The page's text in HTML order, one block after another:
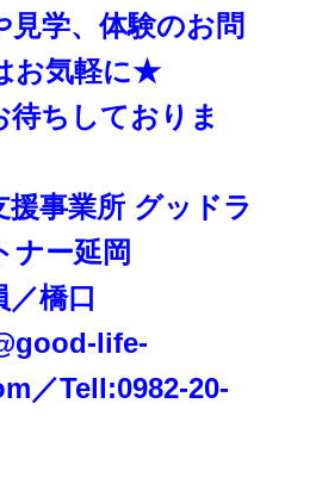
学、体験のお問
お気軽に★
待ちしておりま
援事業所 グッドラ
ナー延岡
／橋口
life-
／Tell:0982-20-